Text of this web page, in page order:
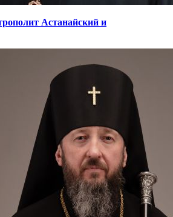
Астанайский и